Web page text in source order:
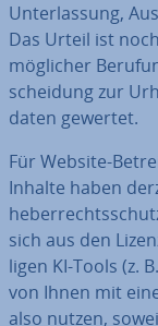
Un­ter­las­sung,
Das Urteil ist
möglicher
schei­dung zur
da­ten gewertet.
Für Website-
Inhalte haben
sich aus den
li­gen KI-Tools (z.
von Ihnen mit
also nutzen,